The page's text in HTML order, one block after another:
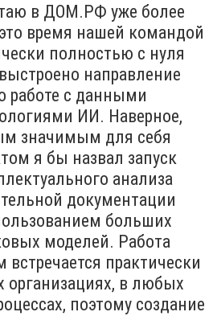
в ДОМ.РФ уже более
время нашей командой
полностью с нуля
направление
работе с данными
ИИ. Наверное,
значимым для себя
я бы назвал запуск
анализа
документации
больших
моделей. Работа
встречается практически
организациях, в любых
поэтому создание